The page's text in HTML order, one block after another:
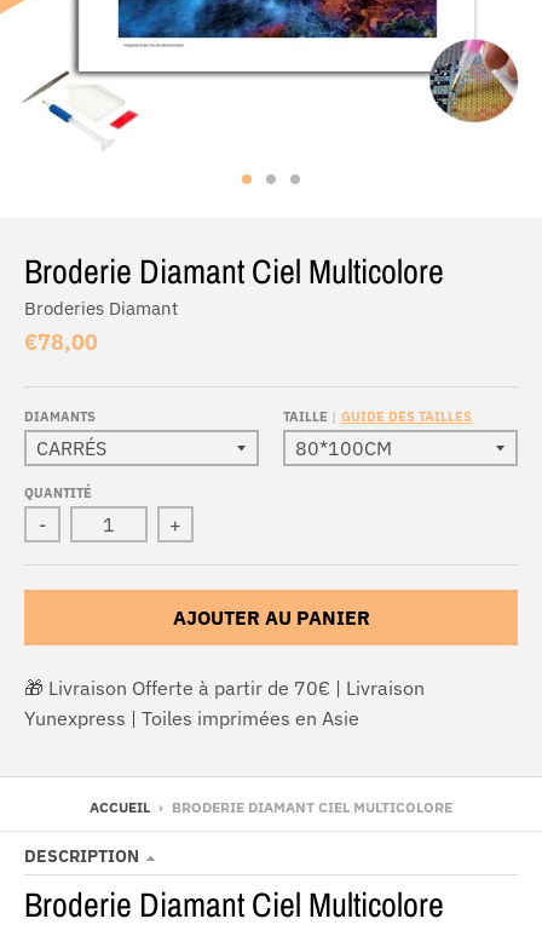
Broderie Diamant Ciel Multicolore
Broderies Diamant
€78,00
DIAMANTS TAILLE GUIDE DES TAILLES
QUANTITÉ
- +
AJOUTER AU PANIER
🎁 Livraison Offerte à partir de 70€ | Livraison
Yunexpress | Toiles imprimées en Asie
ACCUEIL › BRODERIE DIAMANT CIEL MULTICOLORE
DESCRIPTION
Broderie Diamant Ciel Multicolore